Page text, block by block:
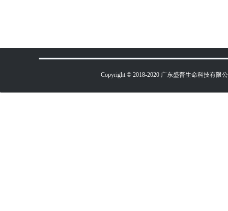
Copyright © 2018-2020 广东盛普生命科技有限